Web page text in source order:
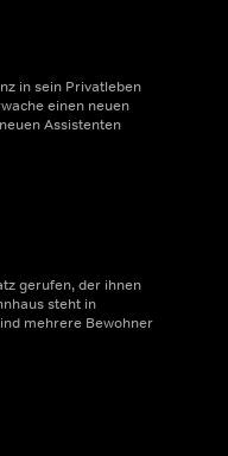
in sein Privatleben
einen neuen
Assistenten
gerufen, der ihnen
steht in
mehrere Bewohner